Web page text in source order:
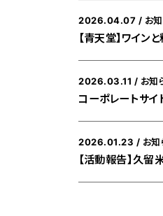
【青天堂】ワイ
2026.04.07 お
コーポレートサイ
2026.03.11 お知
【活動報告】久
2026.01.23 お知